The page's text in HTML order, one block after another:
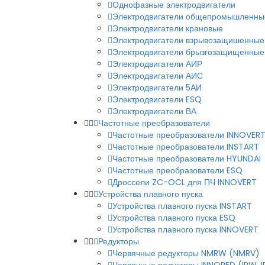
Однофазные электродвигатели
Электродвигатели
Электродвигатели крановые
Электродвигатели взрывозащишенные
Электродвигатели брызгозащищенные
Электродвигатели АИР
Электродвигатели АИС
Электродвигатели 5АИ
Электродвигатели ESQ
Электродвигатели ВА
Частотные преобразователи
Частотные преобразователи INNOVERT
Частотные преобразователи INSTART
Частотные преобразователи HYUNDAI
Частотные преобразователи ESQ
Дроссели ZC-OCL для ПЧ INNOVERT
Устройства плавного пуска
Устройства плавного пуска INSTART
Устройства плавного пуска ESQ
Устройства плавного пуска INNOVERT
Редукторы
Червячные редукторы NMRW (NMRV)